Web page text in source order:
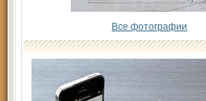
Все фотографии